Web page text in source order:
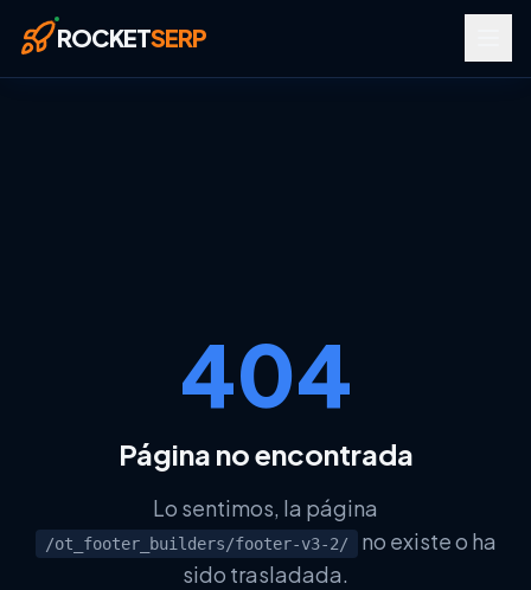
Saltar al contenido principal
ROCKETSERP
Glosario SEO
Glosario Google Tools
Herramientas SEO
404
Página no encontrada
Lo sentimos, la página
/ot_footer_builders/footer-v3-2/
no existe o ha
sido trasladada.